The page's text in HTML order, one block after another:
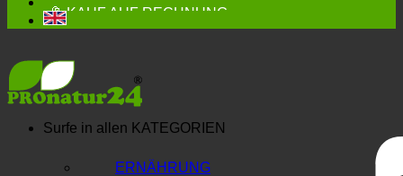
🔖 KAUF AUF RECHNUNG
Surfe in allen KATEGORIEN
ERNÄHRUNG